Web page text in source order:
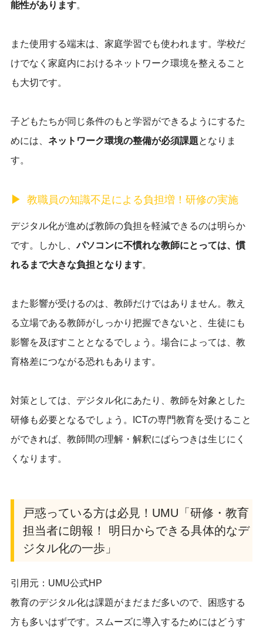
能性があります。
また使用する端末は、家庭学習でも使われます。学校だ
けでなく家庭内におけるネットワーク環境を整えること
も大切です。
子どもたちが同じ条件のもと学習ができるようにするた
めには、 ネットワーク環境の整備が必須課題となりま
す。
教職員の知識不足による負担増！研修の実施
デジタル化が進めば教師の負担を軽減できるのは明らか
です。しかし、パソコンに不慣れな教師にとっては、慣
れるまで大きな負担となります。
また影響が受けるのは、教師だけではありません。教え
る立場である教師がしっかり把握できないと、生徒にも
影響を及ぼすこととなるでしょう。場合によっては、教
育格差につながる恐れもあります。
対策としては、デジタル化にあたり、教師を対象とした
研修も必要となるでしょう。ICTの専門教育を受けること
ができれば、教師間の理解・解釈にばらつきは生じにく
くなります。
戸惑っている方は必見！UMU「研修・教育
担当者に朗報！ 明日からできる具体的なデ
ジタル化の一歩」
引用元： UMU公式HP
教育のデジタル化は課題がまだまだ多いので、困惑する
方も多いはずです。スムーズに導入するためにはどうす